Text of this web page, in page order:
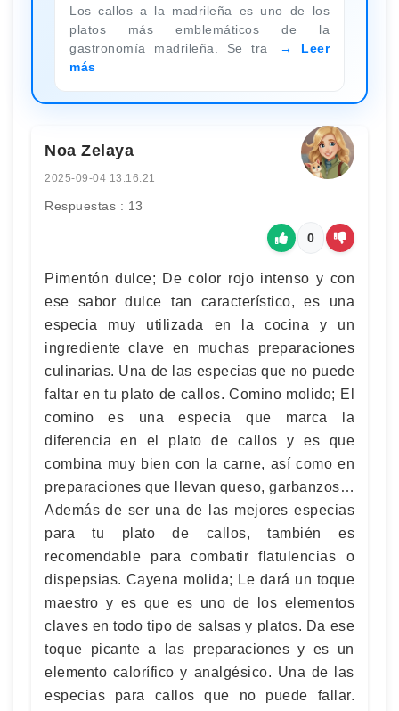
Los callos a la madrileña es uno de los
platos más emblemáticos de la
gastronomía madrileña. Se tra
Leer
más
Noa Zelaya
2025-09-04 13:16:21
Respuestas : 13
0
Pimentón dulce; De color rojo intenso y con
ese sabor dulce tan característico, es una
especia muy utilizada en la cocina y un
ingrediente clave en muchas preparaciones
culinarias. Una de las especias que no puede
faltar en tu plato de callos. Comino molido; El
comino es una especia que marca la
diferencia en el plato de callos y es que
combina muy bien con la carne, así como en
preparaciones que llevan queso, garbanzos…
Además de ser una de las mejores especias
para tu plato de callos, también es
recomendable para combatir flatulencias o
dispepsias. Cayena molida; Le dará un toque
maestro y es que es uno de los elementos
claves en todo tipo de salsas y platos. Da ese
toque picante a las preparaciones y es un
elemento calorífico y analgésico. Una de las
especias para callos que no puede fallar.